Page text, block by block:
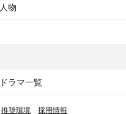
人物
ドラマ一覧
推奨環境 採用情報